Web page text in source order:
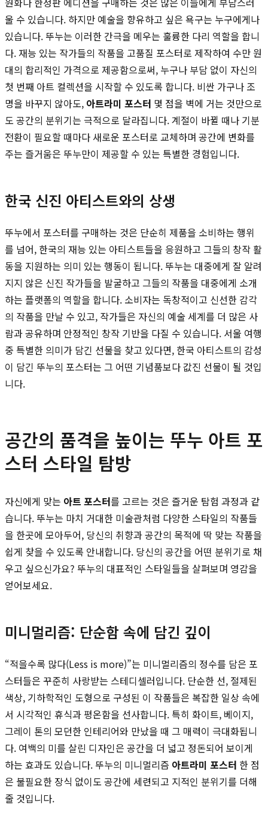
울 수 있습니다. 하지만 예술을 향유하고 싶은 욕구는 누구에게나
있습니다. 뚜누는 이러한 간극을 메우는 훌륭한 다리 역할을 합니
다. 재능 있는 작가들의 작품을 고품질 포스터로 제작하여 수만 원
대의 합리적인 가격으로 제공함으로써, 누구나 부담 없이 자신의
첫 번째 아트 컬렉션을 시작할 수 있도록 합니다. 비싼 가구나 조
명을 바꾸지 않아도, 아트라미 포스터 몇 점을 벽에 거는 것만으로
도 공간의 분위기는 극적으로 달라집니다. 계절이 바뀔 때나 기분
전환이 필요할 때마다 새로운 포스터로 교체하며 공간에 변화를
주는 즐거움은 뚜누만이 제공할 수 있는 특별한 경험입니다.
한국 신진 아티스트와의 상생
뚜누에서 포스터를 구매하는 것은 단순히 제품을 소비하는 행위
를 넘어, 한국의 재능 있는 아티스트들을 응원하고 그들의 창작 활
동을 지원하는 의미 있는 행동이 됩니다. 뚜누는 대중에게 잘 알려
지지 않은 신진 작가들을 발굴하고 그들의 작품을 대중에게 소개
하는 플랫폼의 역할을 합니다. 소비자는 독창적이고 신선한 감각
의 작품을 만날 수 있고, 작가들은 자신의 예술 세계를 더 많은 사
람과 공유하며 안정적인 창작 기반을 다질 수 있습니다. 서울 여행
중 특별한 의미가 담긴 선물을 찾고 있다면, 한국 아티스트의 감성
이 담긴 뚜누의 포스터는 그 어떤 기념품보다 값진 선물이 될 것입
니다.
공간의 품격을 높이는 뚜누 아트 포
스터 스타일 탐방
자신에게 맞는 아트 포스터를 고르는 것은 즐거운 탐험 과정과 같
습니다. 뚜누는 마치 거대한 미술관처럼 다양한 스타일의 작품들
을 한곳에 모아두어, 당신의 취향과 공간의 목적에 딱 맞는 작품을
쉽게 찾을 수 있도록 안내합니다. 당신의 공간을 어떤 분위기로 채
우고 싶으신가요? 뚜누의 대표적인 스타일들을 살펴보며 영감을
얻어보세요.
미니멀리즘: 단순함 속에 담긴 깊이
“적을수록 많다(Less is more)”는 미니멀리즘의 정수를 담은 포
스터들은 꾸준히 사랑받는 스테디셀러입니다. 단순한 선, 절제된
색상, 기하학적인 도형으로 구성된 이 작품들은 복잡한 일상 속에
서 시각적인 휴식과 평온함을 선사합니다. 특히 화이트, 베이지,
그레이 톤의 모던한 인테리어와 만났을 때 그 매력이 극대화됩니
다. 여백의 미를 살린 디자인은 공간을 더 넓고 정돈되어 보이게
하는 효과도 있습니다. 뚜누의 미니멀리즘 아트라미 포스터 한 점
은 불필요한 장식 없이도 공간에 세련되고 지적인 분위기를 더해
줄 것입니다.